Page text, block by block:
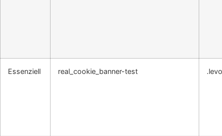
Essenziell real_cookie_banner-test